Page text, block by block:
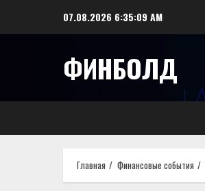
07.08.2026 6:35:10 AM
ФИНБОЛД
Главная Финансовые события